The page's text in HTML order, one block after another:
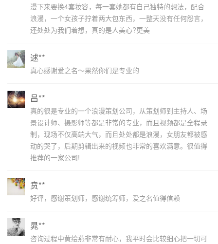
漫下来要换4套妆容，每一套她都有自己独特的想法，配合
浪漫，一个女孩子拧着两大包东西，一整天没有任何怨言，
还处处为我们着想，真的是人美心?更美
逑**
真心感谢爱之名～果然你们是专业的
昌**
真的很是专业的一个浪漫策划公司，从策划师到主持人、场
景设计师、摄影师等都是非常的专业，而且视频都是全程录
制，现场不仅高端大气，而且处处都是浪漫，女朋友都被感
动的哭了，后期剪辑出来的视频也非常的喜欢满意。很值得
推荐的一家公司!
贲**
好评，感谢策划师，感谢统筹师，爱之名值得信赖
晁**
咨询过程中黄绘燕非常有耐心，我平时会比较细心把一切可